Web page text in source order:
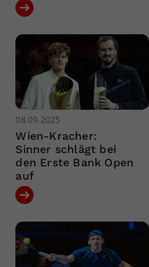
08.09.2025
Wien-Kracher:
Sinner schlägt bei
den Erste Bank Open
auf